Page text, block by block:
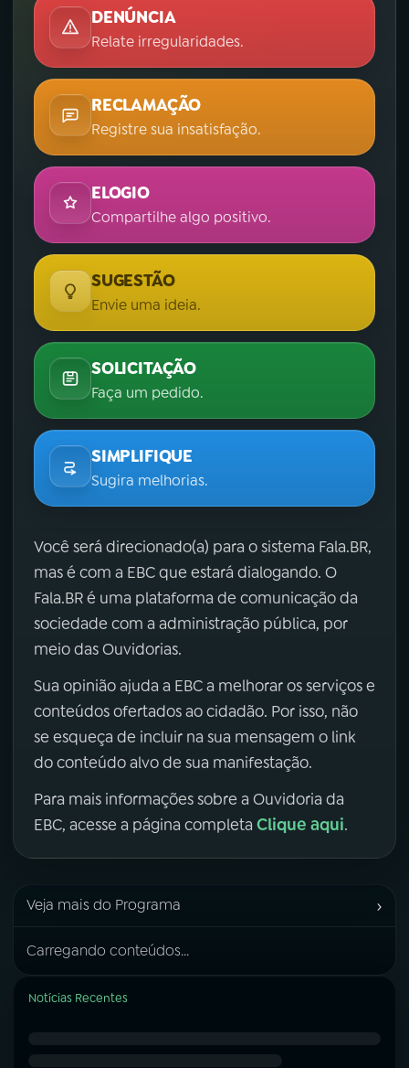
DENÚNCIA
Relate irregularidades.
RECLAMAÇÃO
Registre sua insatisfação.
ELOGIO
Compartilhe algo positivo.
SUGESTÃO
Envie uma ideia.
SOLICITAÇÃO
Faça um pedido.
SIMPLIFIQUE
Sugira melhorias.
Você será direcionado(a) para o sistema Fala.BR,
mas é com a EBC que estará dialogando. O
Fala.BR é uma plataforma de comunicação da
sociedade com a administração pública, por
meio das Ouvidorias.
Sua opinião ajuda a EBC a melhorar os serviços e
conteúdos ofertados ao cidadão. Por isso, não
se esqueça de incluir na sua mensagem o link
do conteúdo alvo de sua manifestação.
Para mais informações sobre a Ouvidoria da
EBC, acesse a página completa Clique aqui.
Veja mais do Programa ›
Carregando conteúdos...
Notícias Recentes